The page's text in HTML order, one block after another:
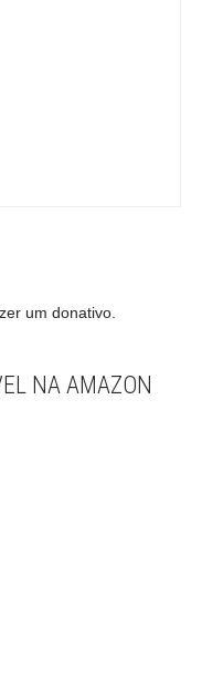
um donativo.
NA AMAZON